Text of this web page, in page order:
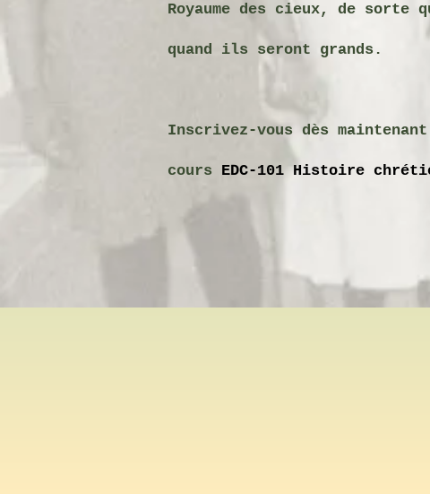
Royaume des cieux, de sorte
quand ils seront grands.
Inscrivez-vous dès
cours EDC-101 Histoire